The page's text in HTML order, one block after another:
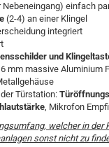
Nebeneingang) einfach
(2-4) an einer Klingel
integriert
und
6 mm massive Aluminium
Türstation:
, Mikrofon
welcher in der
sonst nicht zu